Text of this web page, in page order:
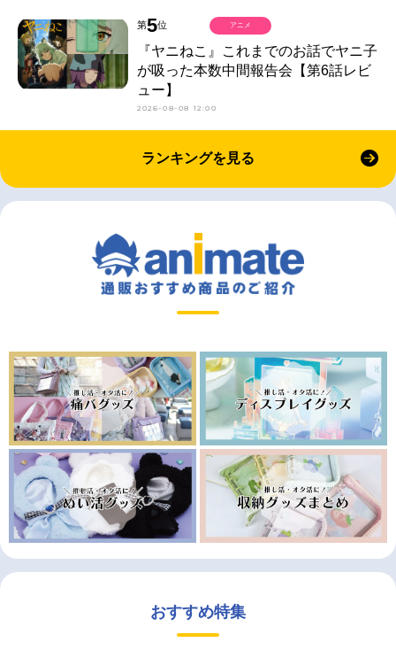
第5位
『ヤニねこ』これまでのお話でヤニ子
が吸った本数中間報告会【第6話レビ
ュー】
2026-08-08 12:00
アニメ
ランキングを見る
おすすめ特集